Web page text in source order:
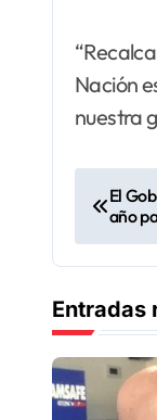
Nación
nuestra
N
a
v
e
g
El
año
Entradas